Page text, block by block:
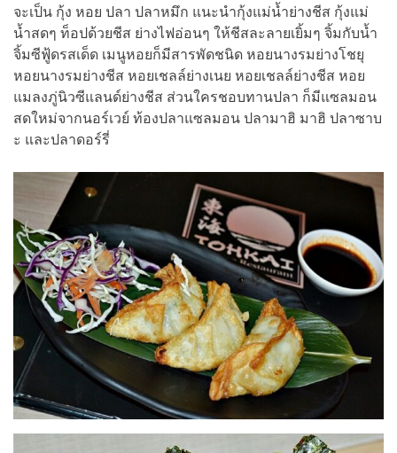
จะเป็น กุ้ง หอย ปลา ปลาหมึก แนะนำกุ้งแม่น้ำย่างชีส กุ้งแม่
น้ำสดๆ ท็อปด้วยชีส ย่างไฟอ่อนๆ ให้ชีสละลายเยิ้มๆ จิ้มกับน้ำ
จิ้มซีฟู้ดรสเด็ด เมนูหอยก็มีสารพัดชนิด หอยนางรมย่างโชยุ
หอยนางรมย่างชีส หอยเชลล์ย่างเนย หอยเชลล์ย่างชีส หอย
แมลงภู่นิวซีแลนด์ย่างชีส ส่วนใครชอบทานปลา ก็มีแซลมอน
สดใหม่จากนอร์เวย์ ท้องปลาแซลมอน ปลามาฮิ มาฮิ ปลาซาบ
ะ และปลาดอร์รี่